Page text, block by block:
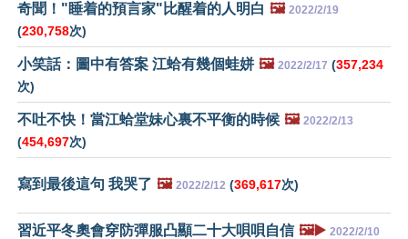
奇聞！"睡着的預言家"比醒着的人明白 🖼️ 2022/2/19
(230,758次)
小笑話：圖中有答案 江蛤有幾個蛙姘 🖼️ 2022/2/17 (357,234
次)
不吐不快！當江蛤堂妹心裏不平衡的時候 🖼️ 2022/2/13
(454,697次)
寫到最後這句 我哭了 🖼️ 2022/2/12 (369,617次)
習近平冬奧會穿防彈服凸顯二十大唄唄自信 🖼️▶️ 2022/2/10